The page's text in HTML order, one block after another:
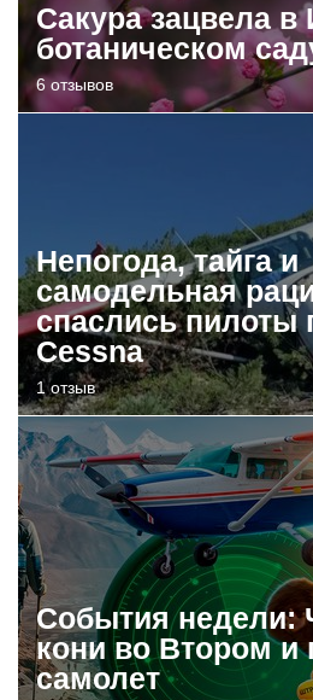
Сакура зацвела в
ботаническом
6 отзывов
Непогода, тайга и
самодельная
спаслись пилоты
Cessna
1 отзыв
События недели:
кони во Втором и
самолет